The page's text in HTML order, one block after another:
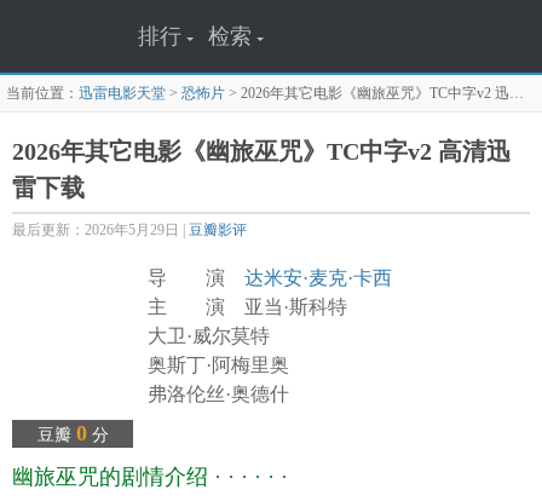
排行 检索
当前位置： 迅雷电影天堂 > 恐怖片 > 2026年其它电影《幽旅巫咒》TC中字v2 迅雷下载页面
2026年其它电影《幽旅巫咒》TC中字v2 高清迅
雷下载
最后更新：2026年5月29日 | 豆瓣影评
豆瓣 0分
导 演 达米安·麦克·卡西
主 演 亚当·斯科特
大卫·威尔莫特
奥斯丁·阿梅里奥
弗洛伦丝·奥德什
迈克尔·帕特里克
幽旅巫咒的剧情介绍 · · · · · ·